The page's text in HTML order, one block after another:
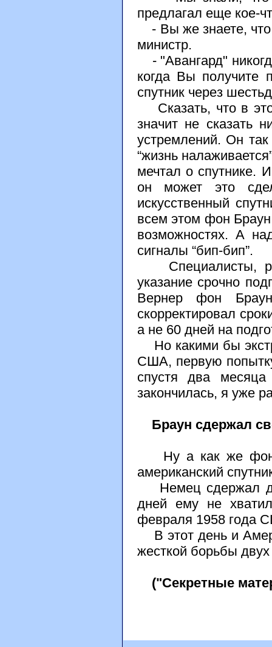
предлагал еще кое-
- Вы же знаете,
министр.
- "Авангард"
когда Вы получите
спутник через
Сказать, что в
значит не сказать
устремлений. Он
“жизнь
мечтал о спутнике.
он может это
искусственный
всем этом фон Браун
возможностях. А
сигналы “бип-бип”.
Специалисты,
указание срочно
Вернер фон
скорректировал
а не 60 дней на
Но какими бы
США, первую
спустя два месяца
закончилась, я уже
Браун сдержал
Ну а как же фон
американский
Немец сдержал
дней ему не
февраля 1958 года
В этот день и
жесткой борьбы
("Секретные